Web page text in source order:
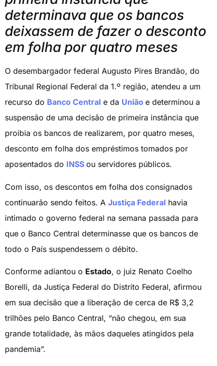
determinava que os bancos
deixassem de fazer o desconto
em folha por quatro meses
O desembargador federal Augusto Pires Brandão, do
Tribunal Regional Federal da 1.º região, atendeu a um
recurso do Banco Central e da União e determinou a
suspensão de uma decisão de primeira instância que
proibia os bancos de realizarem, por quatro meses,
desconto em folha dos empréstimos tomados por
aposentados do INSS ou servidores públicos.
Com isso, os descontos em folha dos consignados
continuarão sendo feitos. A Justiça Federal havia
intimado o governo federal na semana passada para
que o Banco Central determinasse que os bancos de
todo o País suspendessem o débito.
Conforme adiantou o Estado, o juiz Renato Coelho
Borelli, da Justiça Federal do Distrito Federal, afirmou
em sua decisão que a liberação de cerca de R$ 3,2
trilhões pelo Banco Central, “não chegou, em sua
grande totalidade, às mãos daqueles atingidos pela
pandemia”.